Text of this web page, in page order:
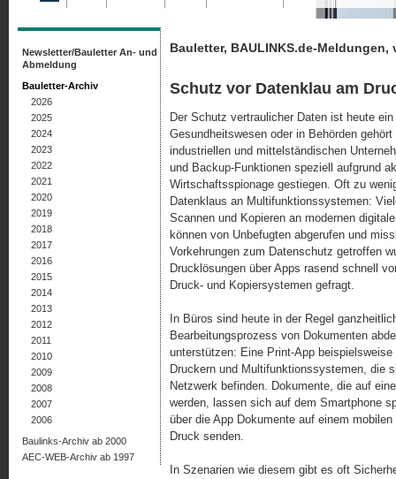
Bauletter, BAULINKS.de-Meldungen,
Schutz vor Datenklau am
Der Schutz vertraulicher Daten ist heute
Gesundheitswesen oder in Behörden
industriellen und mittelständischen
und Backup-Funktionen speziell aufgrund
Wirtschaftsspionage gestiegen. Oft zu
Datenklaus an Multifunktionssystemen:
Scannen und Kopieren an modernen
können von Unbefugten abgerufen und
Vorkehrungen zum Datenschutz getroffen
Drucklösungen über Apps rasend schnell
Druck- und Kopiersystemen gefragt.
In Büros sind heute in der Regel
Bearbeitungsprozess von Dokumenten
unterstützen: Eine Print-App
Druckern und Multifunktionssystemen, die
Netzwerk befinden. Dokumente, die auf
werden, lassen sich auf dem Smartphone
über die App Dokumente auf einem
Druck senden.
In Szenarien wie diesem gibt es oft
Newsletter/Bauletter An- und
Abmeldung
Bauletter-Archiv
2026
2025
2024
2023
2022
2021
2020
2019
2018
2017
2016
2015
2014
2013
2012
2011
2010
2009
2008
2007
2006
Baulinks-Archiv ab 2000
AEC-WEB-Archiv ab 1997